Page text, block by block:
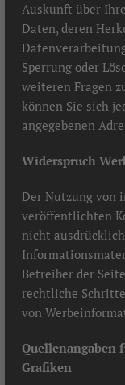
Auskunft über
Daten, deren
Sperrung oder
weiteren Fragen
können Sie sich
angegebenen
Widerspruch
Der Nutzung von
veröffentlichten
nicht
Betreiber der
rechtliche
von
Quellenangaben
Grafiken